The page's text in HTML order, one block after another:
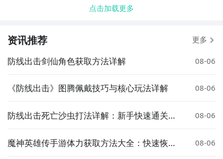
点击加载更多
资讯推荐 更多
防线出击剑仙角色获取方法详解 08-06
《防线出击》图腾佩戴技巧与核心玩法详解 08-06
防线出击死亡沙虫打法详解：新手快速通关攻
08-06
魔神英雄传手游体力获取方法大全：快速恢复
08-06